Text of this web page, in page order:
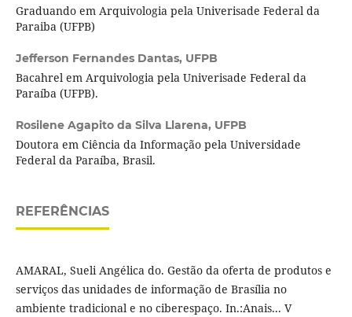
Graduando em Arquivologia pela Univerisade Federal da
Paraiba (UFPB)
Jefferson Fernandes Dantas, UFPB
Bacahrel em Arquivologia pela Univerisade Federal da
Paraíba (UFPB).
Rosilene Agapito da Silva Llarena, UFPB
Doutora em Ciência da Informação pela Universidade
Federal da Paraíba, Brasil.
REFERÊNCIAS
AMARAL, Sueli Angélica do. Gestão da oferta de produtos e
serviços das unidades de informação de Brasília no
ambiente tradicional e no ciberespaço. In.:Anais... V